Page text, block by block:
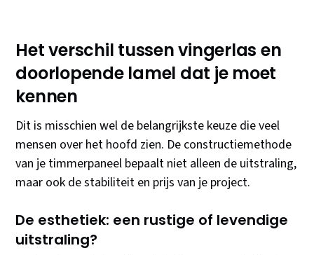
Het verschil tussen vingerlas en
doorlopende lamel dat je moet
kennen
Dit is misschien wel de belangrijkste keuze die veel
mensen over het hoofd zien. De constructiemethode
van je timmerpaneel bepaalt niet alleen de uitstraling,
maar ook de stabiliteit en prijs van je project.
De esthetiek: een rustige of levendige
uitstraling?